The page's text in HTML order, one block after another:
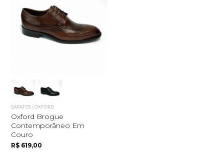
SAPATOS / OXFORD
Oxford Brogue
Contemporâneo Em
Couro
R$ 619,00